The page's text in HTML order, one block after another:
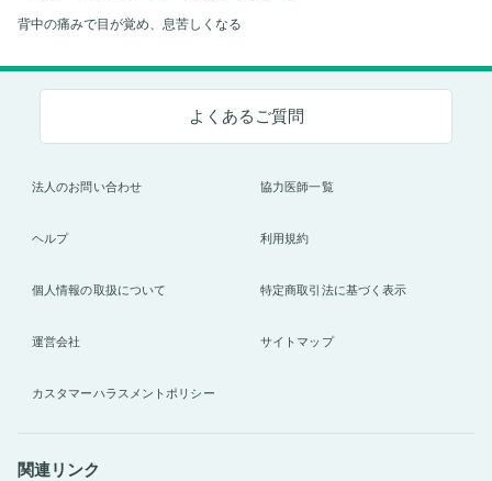
背中の痛みで目が覚め、息苦しくなる
よくあるご質問
法人のお問い合わせ 協力医師一覧
ヘルプ 利用規約
個人情報の取扱について 特定商取引法に基づく表示
運営会社 サイトマップ
カスタマーハラスメントポリシー
関連リンク